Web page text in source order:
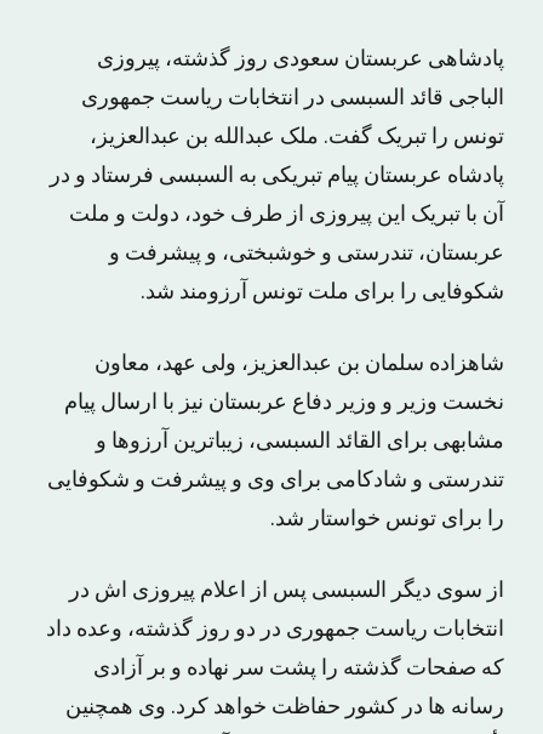
پادشاهی عربستان سعودی روز گذشته، پیروزی
الباجی قائد السبسی در انتخابات ریاست جمهوری
تونس را تبریک گفت. ملک عبدالله بن عبدالعزیز،
پادشاه عربستان پیام تبریکی به السبسی فرستاد و در
آن با تبریک این پیروزی از طرف خود، دولت و ملت
عربستان، تندرستی و خوشبختی، و پیشرفت و
شکوفایی را برای ملت تونس آرزومند شد.
شاهزاده سلمان بن عبدالعزیز، ولی عهد، معاون
نخست وزیر و وزیر دفاع عربستان نیز با ارسال پیام
مشابهی برای القائد السبسی، زیباترین آرزوها و
تندرستی و شادکامی برای وی و پیشرفت و شکوفایی
را برای تونس خواستار شد.
از سوی دیگر السبسی پس از اعلام پیروزی اش در
انتخابات ریاست جمهوری در دو روز گذشته، وعده داد
که صفحات گذشته را پشت سر نهاده و بر آزادی
رسانه ها در کشور حفاظت خواهد کرد. وی همچنین